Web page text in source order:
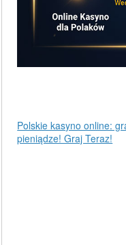
Polskie kasyno online:
pieniądze! Graj Teraz!